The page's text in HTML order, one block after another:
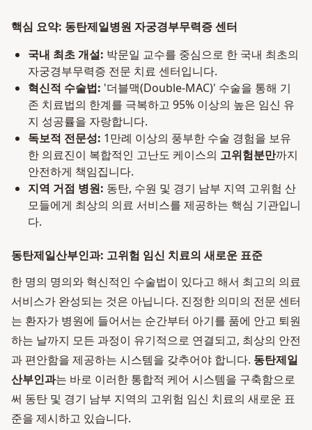
핵심 요약: 동탄제일병원 자궁경부무력증 센터
국내 최초 개설: 박문일 교수를 중심으로 한 국내 최초의
자궁경부무력증 전문 치료 센터입니다.
혁신적 수술법: '더블맥(Double-MAC)' 수술을 통해 기
존 치료법의 한계를 극복하고 95% 이상의 높은 임신 유
지 성공률을 자랑합니다.
독보적 전문성: 1만례 이상의 풍부한 수술 경험을 보유
한 의료진이 복합적인 고난도 케이스의 고위험분만까지
안전하게 책임집니다.
지역 거점 병원: 동탄, 수원 및 경기 남부 지역 고위험 산
모들에게 최상의 의료 서비스를 제공하는 핵심 기관입니
다.
동탄제일산부인과: 고위험 임신 치료의 새로운 표준
한 명의 명의와 혁신적인 수술법이 있다고 해서 최고의 의료
서비스가 완성되는 것은 아닙니다. 진정한 의미의 전문 센터
는 환자가 병원에 들어서는 순간부터 아기를 품에 안고 퇴원
하는 날까지 모든 과정이 유기적으로 연결되고, 최상의 안전
과 편안함을 제공하는 시스템을 갖추어야 합니다. 동탄제일
산부인과는 바로 이러한 통합적 케어 시스템을 구축함으로
써 동탄 및 경기 남부 지역의 고위험 임신 치료의 새로운 표
준을 제시하고 있습니다.